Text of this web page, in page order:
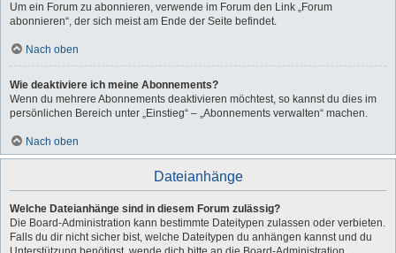
Um ein Forum zu abonnieren, verwende im Forum den Link „Forum
abonnieren“, der sich meist am Ende der Seite befindet.
Nach oben
Wie deaktiviere ich meine Abonnements?
Wenn du mehrere Abonnements deaktivieren möchtest, so kannst du dies im
persönlichen Bereich unter „Einstieg“ – „Abonnements verwalten“ machen.
Nach oben
Dateianhänge
Welche Dateianhänge sind in diesem Forum zulässig?
Die Board-Administration kann bestimmte Dateitypen zulassen oder verbieten.
Falls du dir nicht sicher bist, welche Dateitypen du anhängen kannst und du